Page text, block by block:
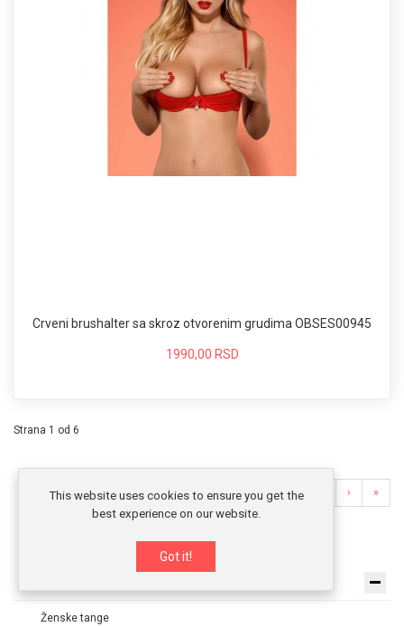
Crveni brushalter sa skroz otvorenim grudima OBSES00945
1990,00 RSD
Strana 1 od 6
« › »
Ženske tange
This website uses cookies to ensure you get the
best experience on our website.
Got it!